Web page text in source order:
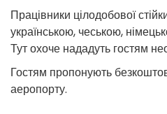
Працівники цілодобової
українською, чеською,
Тут охоче нададуть гостям
Гостям пропонують
аеропорту.